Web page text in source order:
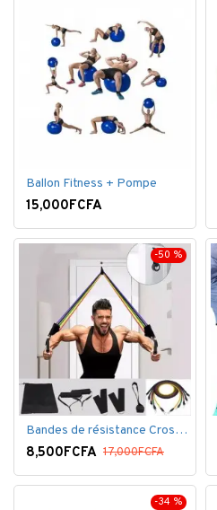
Ballon Fitness + Pompe
15,000FCFA
-50 %
Bandes de résistance Crossfit pour la remise en forme - 11 pièces/ensemble - Élastique- Caoutchouc
8,500FCFA 17,000FCFA
-34 %